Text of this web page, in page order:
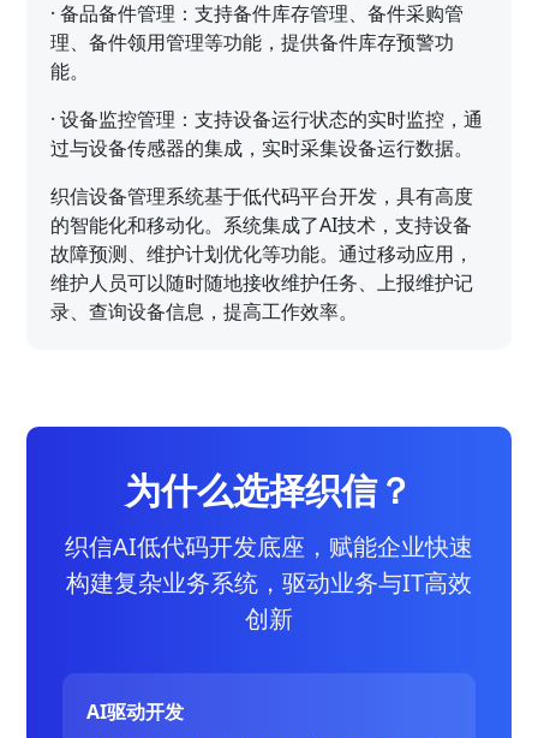
·备品备件管理：支持备件库存管理、备件采购管
理、备件领用管理等功能，提供备件库存预警功
能。
·设备监控管理：支持设备运行状态的实时监控，通
过与设备传感器的集成，实时采集设备运行数据。
织信设备管理系统基于低代码平台开发，具有高度
的智能化和移动化。系统集成了AI技术，支持设备
故障预测、维护计划优化等功能。通过移动应用，
维护人员可以随时随地接收维护任务、上报维护记
录、查询设备信息，提高工作效率。
为什么选择织信？
织信AI低代码开发底座，赋能企业快速
构建复杂业务系统，驱动业务与IT高效
创新
AI驱动开发